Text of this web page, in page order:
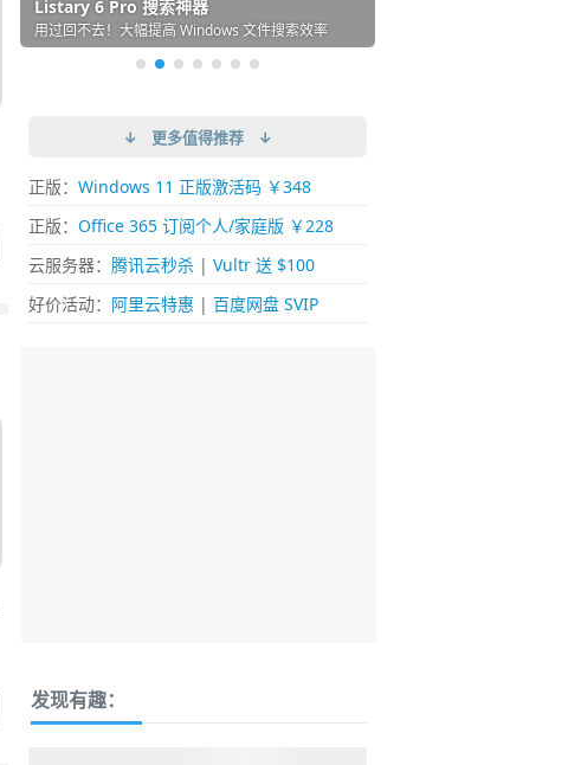
IDM 必备的下载神器
超强的 Windows 平台下载工具
Listary 6 Pro 搜索神器
用过回不去！大幅提高 Windows 文件搜索效率
Fences 桌面图标自动整理/美化神器
懒人必备！图标再多桌面也不再凌乱！
Parallels Desktop 虚拟机
在 Mac 上流畅运行 Windows (支持 M 芯片)
Downie 下载网络视频的神器 (Mac)
一键下视频，超简单好用！谁用谁知道
Typora - 极简好用的 Markdown 编辑器
颠覆写作体验！跨平台支持 Win / Mac
↓ 更多值得推荐 ↓
正版： Windows 11 正版激活码 ￥348
正版： Office 365 订阅个人/家庭版 ￥228
云服务器： 腾讯云秒杀| Vultr 送 $100
好价活动： 阿里云特惠 | 百度网盘 SVIP
发现有趣：